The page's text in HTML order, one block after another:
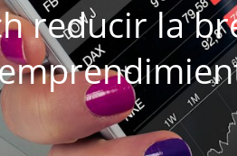
reducir la